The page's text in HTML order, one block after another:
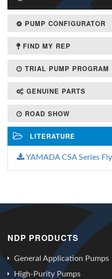
PUMP CONFIGURATOR
FIND MY REP
TRIAL PUMP PROGRAM
GENUINE PARTS
ROAD SHOW
LITERATURE
YAMADA CSA Series
NDP PRODUCTS
General Application Pumps
High-Purity Pumps